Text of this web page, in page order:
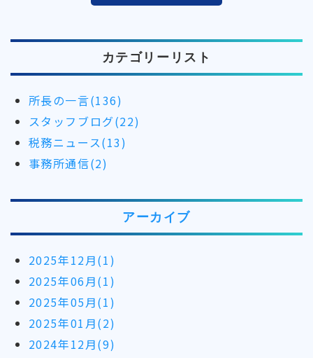
カテゴリーリスト
所長の一言(136)
スタッフブログ(22)
税務ニュース(13)
事務所通信(2)
アーカイブ
2025年12月(1)
2025年06月(1)
2025年05月(1)
2025年01月(2)
2024年12月(9)